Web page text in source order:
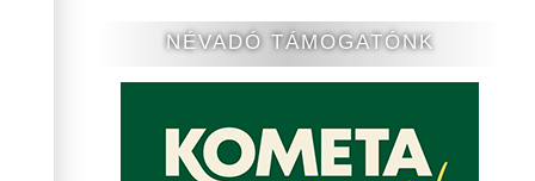
NÉVADÓ TÁMOGATÓNK